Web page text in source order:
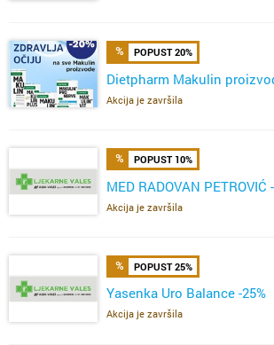
POPUST 20%
Dietpharm Makulin
Akcija je završila
POPUST 10%
MED RADOVAN PETROVIĆ
Akcija je završila
POPUST 25%
Yasenka Uro Balance -25%
Akcija je završila